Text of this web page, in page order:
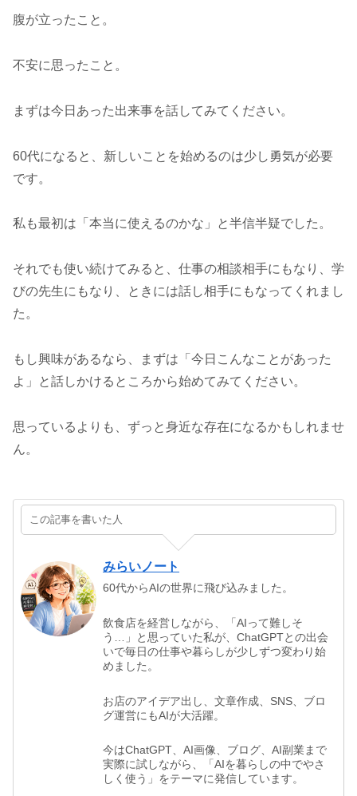
腹が立ったこと。
不安に思ったこと。
まずは今日あった出来事を話してみてください。
60代になると、新しいことを始めるのは少し勇気が必要
です。
私も最初は「本当に使えるのかな」と半信半疑でした。
それでも使い続けてみると、仕事の相談相手にもなり、学
びの先生にもなり、ときには話し相手にもなってくれまし
た。
もし興味があるなら、まずは「今日こんなことがあった
よ」と話しかけるところから始めてみてください。
思っているよりも、ずっと身近な存在になるかもしれませ
ん。
この記事を書いた人
みらいノート
60代からAIの世界に飛び込みました。
飲食店を経営しながら、「AIって難しそ
う…」と思っていた私が、ChatGPTとの出会
いで毎日の仕事や暮らしが少しずつ変わり始
めました。
お店のアイデア出し、文章作成、SNS、ブロ
グ運営にもAIが大活躍。
今はChatGPT、AI画像、ブログ、AI副業まで
実際に試しながら、「AIを暮らしの中でやさ
しく使う」をテーマに発信しています。